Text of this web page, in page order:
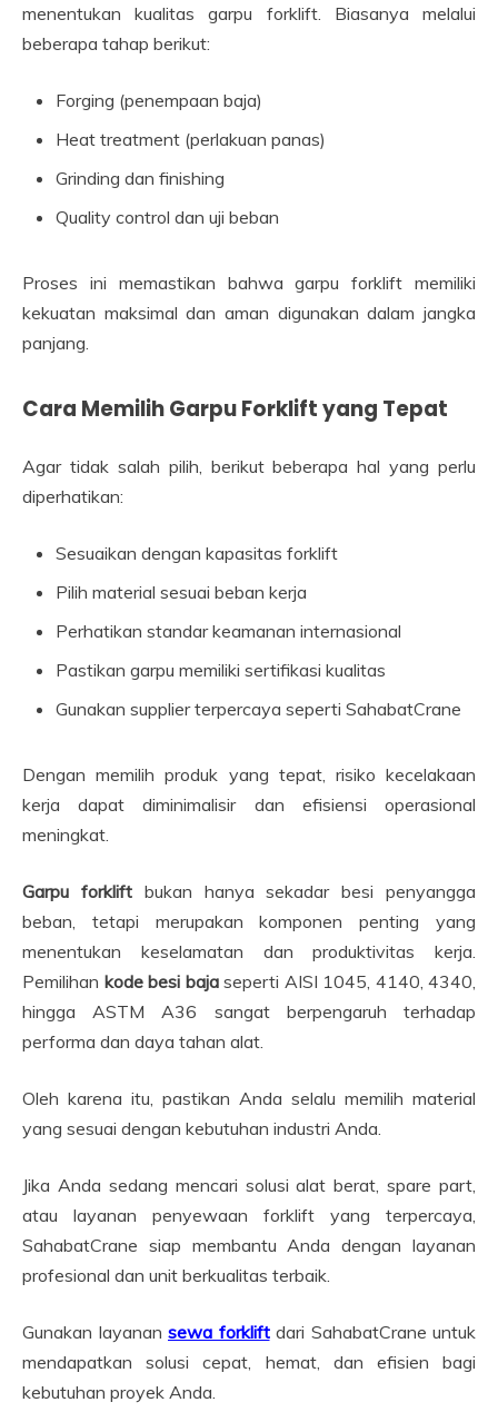
menentukan kualitas garpu forklift. Biasanya melalui
beberapa tahap berikut:
Forging (penempaan baja)
Heat treatment (perlakuan panas)
Grinding dan finishing
Quality control dan uji beban
Proses ini memastikan bahwa garpu forklift memiliki
kekuatan maksimal dan aman digunakan dalam jangka
panjang.
Cara Memilih Garpu Forklift yang Tepat
Agar tidak salah pilih, berikut beberapa hal yang perlu
diperhatikan:
Sesuaikan dengan kapasitas forklift
Pilih material sesuai beban kerja
Perhatikan standar keamanan internasional
Pastikan garpu memiliki sertifikasi kualitas
Gunakan supplier terpercaya seperti SahabatCrane
Dengan memilih produk yang tepat, risiko kecelakaan
kerja dapat diminimalisir dan efisiensi operasional
meningkat.
Garpu forkliftbukan hanya sekadar besi penyangga
beban, tetapi merupakan komponen penting yang
menentukan keselamatan dan produktivitas kerja.
Pemilihan kode besi bajaseperti AISI 1045, 4140, 4340,
hingga ASTM A36 sangat berpengaruh terhadap
performa dan daya tahan alat.
Oleh karena itu, pastikan Anda selalu memilih material
yang sesuai dengan kebutuhan industri Anda.
Jika Anda sedang mencari solusi alat berat, spare part,
atau layanan penyewaan forklift yang terpercaya,
SahabatCrane siap membantu Anda dengan layanan
profesional dan unit berkualitas terbaik.
Gunakan layanan sewa forkliftdari SahabatCrane untuk
mendapatkan solusi cepat, hemat, dan efisien bagi
kebutuhan proyek Anda.